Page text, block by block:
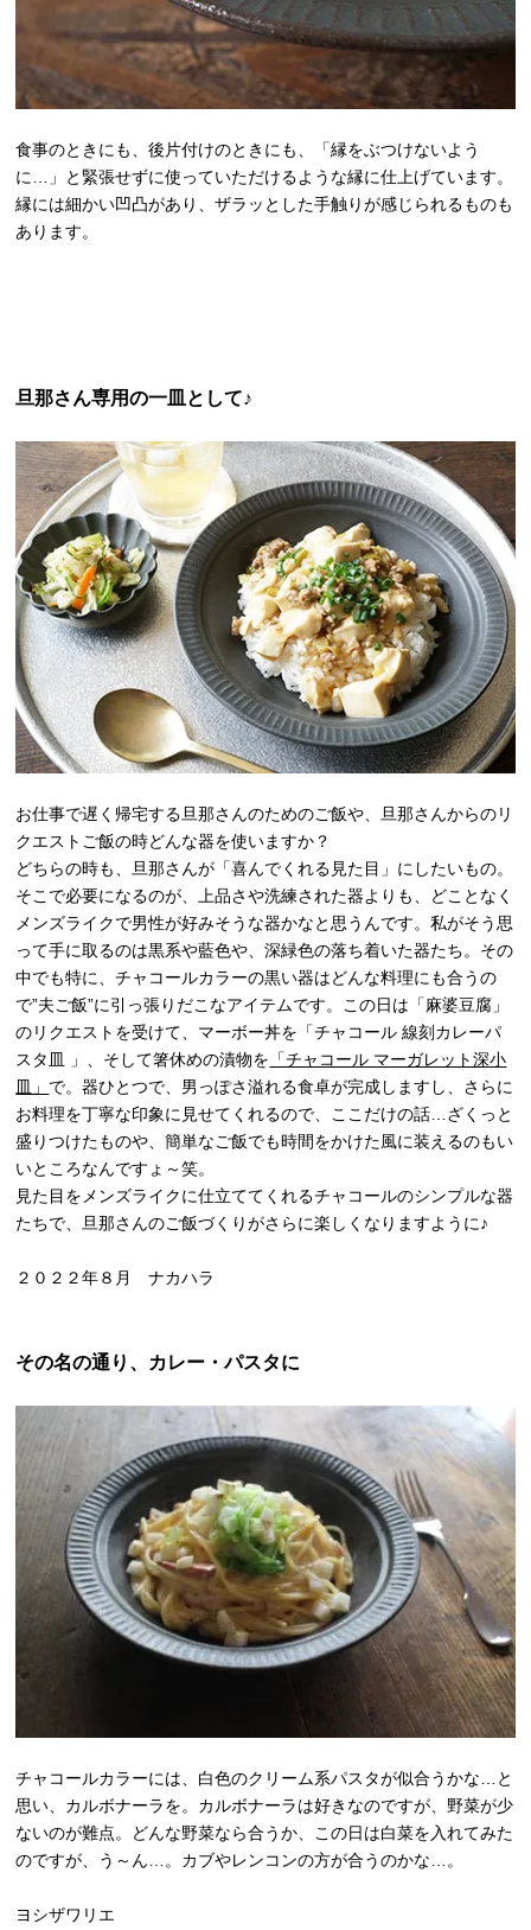
食事のときにも、後片付けのときにも、「縁をぶつけないよう
に…」と緊張せずに使っていただけるような縁に仕上げています。
縁には細かい凹凸があり、ザラッとした手触りが感じられるものも
あります。
旦那さん専用の一皿として♪
お仕事で遅く帰宅する旦那さんのためのご飯や、旦那さんからのリ
クエストご飯の時どんな器を使いますか？
どちらの時も、旦那さんが「喜んでくれる見た目」にしたいもの。
そこで必要になるのが、上品さや洗練された器よりも、どことなく
メンズライクで男性が好みそうな器かなと思うんです。私がそう思
って手に取るのは黒系や藍色や、深緑色の落ち着いた器たち。その
中でも特に、チャコールカラーの黒い器はどんな料理にも合うの
で”夫ご飯”に引っ張りだこなアイテムです。この日は「麻婆豆腐」
のリクエストを受けて、マーボー丼を「チャコール 線刻カレーパ
スタ皿 」、そして箸休めの漬物を 「チャコール マーガレット深小
皿」 で。器ひとつで、男っぽさ溢れる食卓が完成しますし、さらに
お料理を丁寧な印象に見せてくれるので、ここだけの話…ざくっと
盛りつけたものや、簡単なご飯でも時間をかけた風に装えるのもい
いところなんですょ～笑。
見た目をメンズライクに仕立ててくれるチャコールのシンプルな器
たちで、旦那さんのご飯づくりがさらに楽しくなりますように♪
２０２２年８月 ナカハラ
その名の通り、カレー・パスタに
チャコールカラーには、白色のクリーム系パスタが似合うかな…と
思い、カルボナーラを。カルボナーラは好きなのですが、野菜が少
ないのが難点。どんな野菜なら合うか、この日は白菜を入れてみた
のですが、う～ん…。カブやレンコンの方が合うのかな…。
ヨシザワリエ